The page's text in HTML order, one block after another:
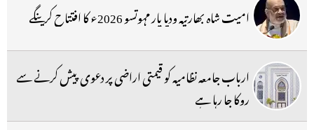
امیت شاہ بھارتیہ ودیا پار مہوتسو 2026ء کا افتتاح کرینگے
ارباب جامعہ نظامیہ کو قیمتی اراضی پر دعوی پیش کرنے سے
روکا جا رہا ہے